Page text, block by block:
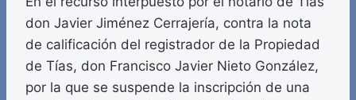
don Javier Jiménez Cerrajería, contra la nota
de calificación del registrador de la Propiedad
de Tías, don Francisco Javier Nieto González,
por la que se suspende la inscripción de una